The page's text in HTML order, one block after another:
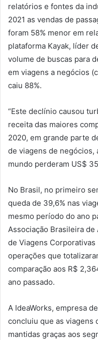
relatórios e fontes da
2021 as vendas de
foram 58% menor em
plataforma Kayak, líder
volume de buscas para
em viagens a negócios
caiu 88%.
“Este declínio causou
receita das maiores
2020, em grande parte
de viagens de negócios,
mundo perderam US$ 35
No Brasil, no primeiro
queda de 39,6% nas
mesmo período do ano
Associação Brasileira de
de Viagens Corporativas
operações que
comparação aos R$
ano passado.
A IdeaWorks, empresa
concluiu que as viagens
mantidas graças aos